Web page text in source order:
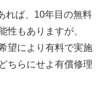
れば、10年目の無料
性もありますが、
望により有料で実施
ちらにせよ有償修理